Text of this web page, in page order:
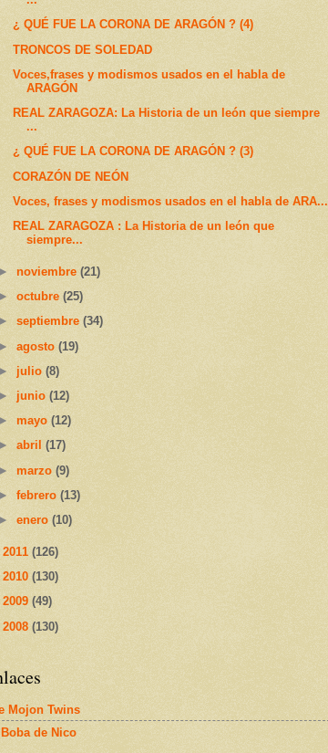
¿ QUÉ FUE LA CORONA DE ARAGÓN ? (4)
TRONCOS DE SOLEDAD
Voces,frases y modismos usados en el habla de
ARAGÓN
REAL ZARAGOZA: La Historia de un león que siempre
...
¿ QUÉ FUE LA CORONA DE ARAGÓN ? (3)
CORAZÓN DE NEÓN
Voces, frases y modismos usados en el habla de ARA...
REAL ZARAGOZA : La Historia de un león que
siempre...
►noviembre(21)
►octubre(25)
►septiembre(34)
►agosto(19)
► julio(8)
► junio(12)
►mayo(12)
►abril(17)
►marzo(9)
►febrero(13)
►enero(10)
2011 (126)
2010 (130)
2009 (49)
2008 (130)
Mojon Twins
de Nico